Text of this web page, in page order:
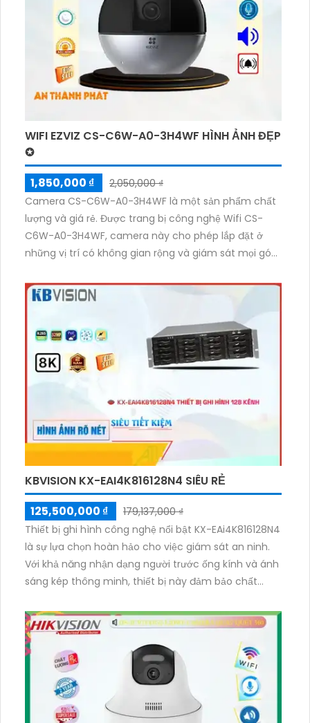
WIFI EZVIZ CS-C6W-A0-3H4WF HÌNH ẢNH ĐẸP
✪
1,850,000 ₫
2,050,000 ₫
Camera CS-C6W-A0-3H4WF là một sản phẩm chất
lượng và giá rẻ. Được trang bị công nghệ Wifi CS-
C6W-A0-3H4WF, camera này cho phép lắp đặt ở
những vị trí có không gian rộng và giám sát mọi góc
công nghệ mới IP Wifi Digital, đảm bảo chất lượng
hình ảnh sắc nét lên đến 4.0 MP. Ngoài ra, camera
còn tích hợp chức năng xoay 360 độ và thu âm cao
cấp. Đặc biệt, camera còn được trang bị công nghệ
hồng ngoại thông minh Smart IR, với tầm quan sát
ban đêm lên đến 10m, giúp quan sát tối ưu hơn trong
điều kiện ánh sáng yếu.
KBVISION KX-EAI4K816128N4 SIÊU RẺ
125,500,000 ₫
179,137,000 ₫
Thiết bị ghi hình công nghệ nổi bật KX-EAi4K816128N4
là sự lựa chọn hoàn hảo cho việc giám sát an ninh.
Với khả năng nhận dạng người trước ống kính và ánh
sáng kép thông minh, thiết bị này đảm bảo chất
hình ảnh tiên tiến và băng thông 1000 Mbps, cho
phép xem ban đêm và lưu trữ dữ liệu lên tới 16 ổ
cứng IP. Hỗ trợ nhiều định dạng hình ảnh như
H.265+/H.265/H.264+/H.264, ONVIF. Chắc chắn sẽ
mang lại trải nghiệm giám sát tuyệt vời cho người